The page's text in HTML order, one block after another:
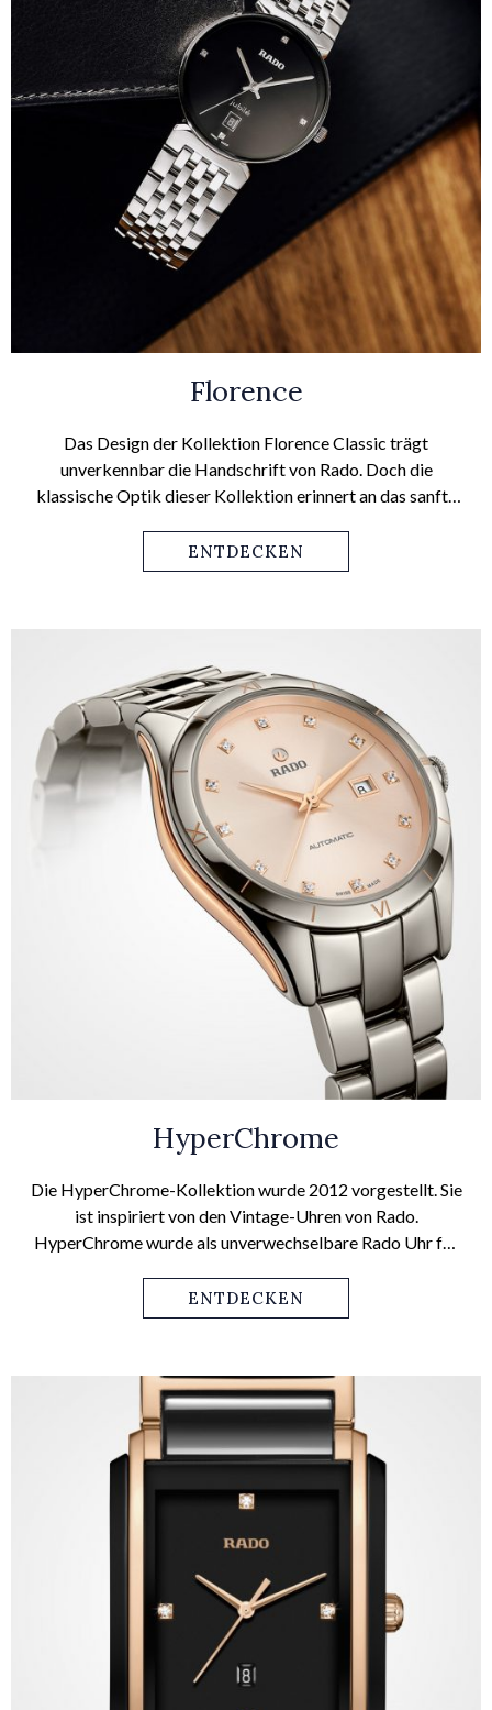
Florence
Das Design der Kollektion Florence Classic trägt
unverkennbar die Handschrift von Rado. Doch die
klassische Optik dieser Kollektion erinnert an das sanfte
hohen Kuppeln jener Stadt, die der Kollektion ihren Namen
gibt. Aber nicht nur in puncto Design stechen die Florence
ENTDECKEN
HyperChrome
Die HyperChrome-Kollektion wurde 2012 vorgestellt. Sie
ist inspiriert von den Vintage-Uhren von Rado.
HyperChrome wurde als unverwechselbare Rado Uhr für
Kollektion bedient sich modernster Materialinnovationen,
einer neuartigen Uhrenkonstruktion und eines eleganten
Zeitmesser.
ENTDECKEN